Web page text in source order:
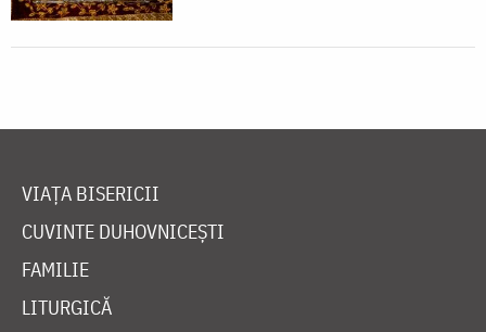
VIAȚA BISERICII
CUVINTE DUHOVNICEȘTI
FAMILIE
LITURGICĂ